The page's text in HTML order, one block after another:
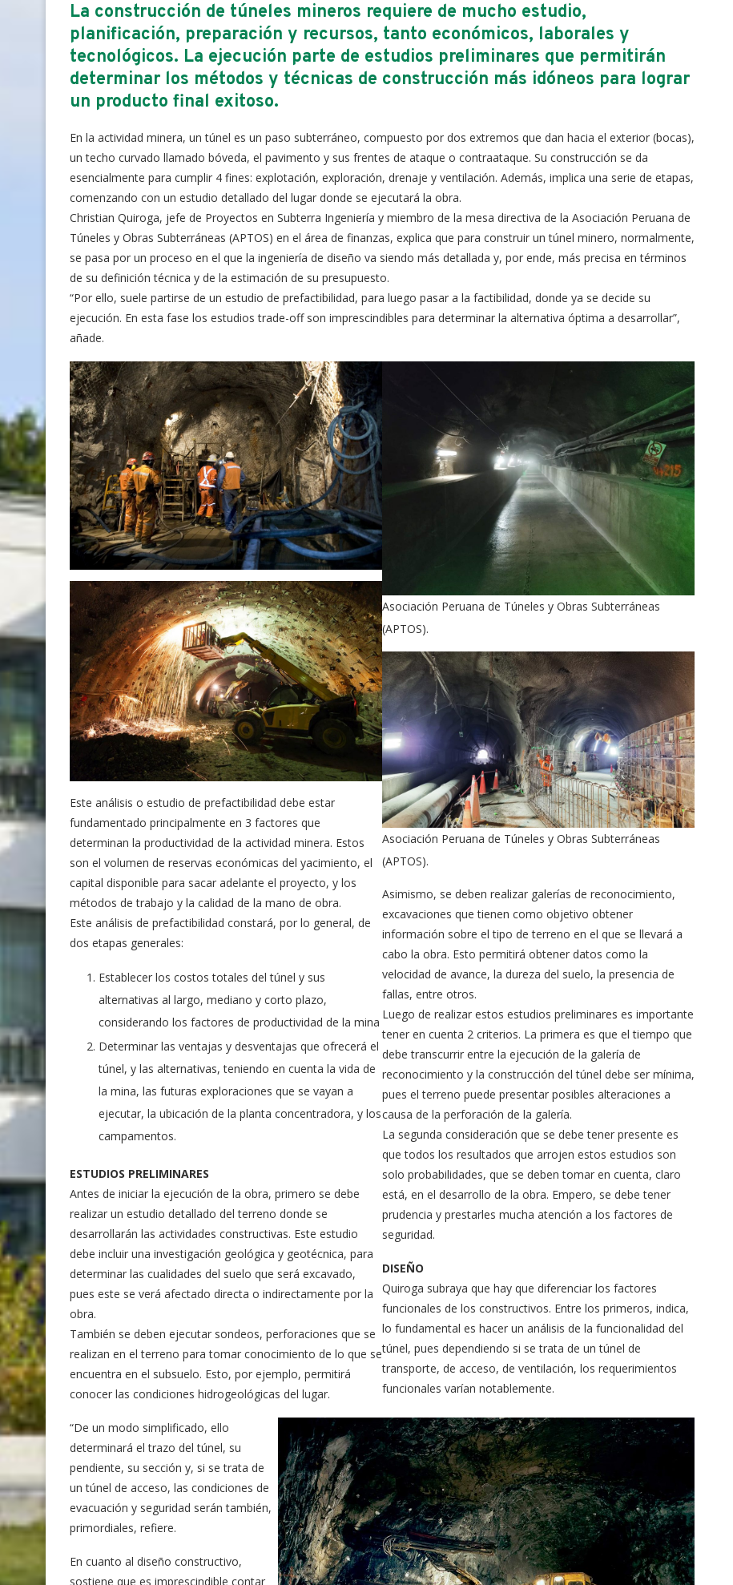
La construcción de túneles mineros requiere de mucho estudio,
planificación, preparación y recursos, tanto económicos, laborales y
tecnológicos. La ejecución parte de estudios preliminares que permitirán
determinar los métodos y técnicas de construcción más idóneos para lograr
un producto final exitoso.
En la actividad minera, un túnel es un paso subterráneo, compuesto por dos extremos que dan hacia el exterior (bocas),
un techo curvado llamado bóveda, el pavimento y sus frentes de ataque o contraataque. Su construcción se da
esencialmente para cumplir 4 fines: explotación, exploración, drenaje y ventilación. Además, implica una serie de etapas,
comenzando con un estudio detallado del lugar donde se ejecutará la obra.
Christian Quiroga, jefe de Proyectos en Subterra Ingeniería y miembro de la mesa directiva de la Asociación Peruana de
Túneles y Obras Subterráneas (APTOS) en el área de finanzas, explica que para construir un túnel minero, normalmente,
se pasa por un proceso en el que la ingeniería de diseño va siendo más detallada y, por ende, más precisa en términos
de su definición técnica y de la estimación de su presupuesto.
“Por ello, suele partirse de un estudio de prefactibilidad, para luego pasar a la factibilidad, donde ya se decide su
ejecución. En esta fase los estudios trade-off son imprescindibles para determinar la alternativa óptima a desarrollar”,
añade.
Este análisis o estudio de prefactibilidad debe estar
fundamentado principalmente en 3 factores que
determinan la productividad de la actividad minera. Estos
son el volumen de reservas económicas del yacimiento, el
capital disponible para sacar adelante el proyecto, y los
métodos de trabajo y la calidad de la mano de obra.
Este análisis de prefactibilidad constará, por lo general, de
dos etapas generales:
Establecer los costos totales del túnel y sus
alternativas al largo, mediano y corto plazo,
considerando los factores de productividad de la mina
Determinar las ventajas y desventajas que ofrecerá el
túnel, y las alternativas, teniendo en cuenta la vida de
la mina, las futuras exploraciones que se vayan a
ejecutar, la ubicación de la planta concentradora, y los
campamentos.
ESTUDIOS PRELIMINARES
Antes de iniciar la ejecución de la obra, primero se debe
realizar un estudio detallado del terreno donde se
desarrollarán las actividades constructivas. Este estudio
debe incluir una investigación geológica y geotécnica, para
determinar las cualidades del suelo que será excavado,
pues este se verá afectado directa o indirectamente por la
obra.
También se deben ejecutar sondeos, perforaciones que se
realizan en el terreno para tomar conocimiento de lo que se
encuentra en el subsuelo. Esto, por ejemplo, permitirá
conocer las condiciones hidrogeológicas del lugar.
Asociación Peruana de Túneles y Obras Subterráneas
(APTOS).
Asociación Peruana de Túneles y Obras Subterráneas
(APTOS).
Asimismo, se deben realizar galerías de reconocimiento,
excavaciones que tienen como objetivo obtener
información sobre el tipo de terreno en el que se llevará a
cabo la obra. Esto permitirá obtener datos como la
velocidad de avance, la dureza del suelo, la presencia de
fallas, entre otros.
Luego de realizar estos estudios preliminares es importante
tener en cuenta 2 criterios. La primera es que el tiempo que
debe transcurrir entre la ejecución de la galería de
reconocimiento y la construcción del túnel debe ser mínima,
pues el terreno puede presentar posibles alteraciones a
causa de la perforación de la galería.
La segunda consideración que se debe tener presente es
que todos los resultados que arrojen estos estudios son
solo probabilidades, que se deben tomar en cuenta, claro
está, en el desarrollo de la obra. Empero, se debe tener
prudencia y prestarles mucha atención a los factores de
seguridad.
DISEÑO
Quiroga subraya que hay que diferenciar los factores
funcionales de los constructivos. Entre los primeros, indica,
lo fundamental es hacer un análisis de la funcionalidad del
túnel, pues dependiendo si se trata de un túnel de
transporte, de acceso, de ventilación, los requerimientos
funcionales varían notablemente.
“De un modo simplificado, ello
determinará el trazo del túnel, su
pendiente, su sección y, si se trata de
un túnel de acceso, las condiciones de
evacuación y seguridad serán también,
primordiales, refiere.
En cuanto al diseño constructivo,
sostiene que es imprescindible contar